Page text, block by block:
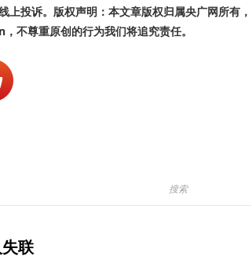
上投诉。版权声明：本文章版权归属央广网所有，
不尊重原创的行为我们将追究责任。
联